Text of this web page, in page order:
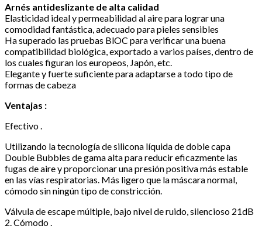
Arnés antideslizante de alta calidad
Elasticidad ideal y permeabilidad al aire para lograr una
comodidad fantástica, adecuado para pieles sensibles
Ha superado las pruebas BlOC para verificar una buena
compatibilidad biológica, exportado a varios países, dentro de
los cuales figuran los europeos, Japón, etc.
Elegante y fuerte suficiente para adaptarse a todo tipo de
formas de cabeza
Ventajas :
Efectivo .
Utilizando la tecnología de silicona líquida de doble capa
Double Bubbles de gama alta para reducir eficazmente las
fugas de aire y proporcionar una presión positiva más estable
en las vías respiratorias. Más ligero que la máscara normal,
cómodo sin ningún tipo de constricción.
Válvula de escape múltiple, bajo nivel de ruido, silencioso 21dB
2. Cómodo .